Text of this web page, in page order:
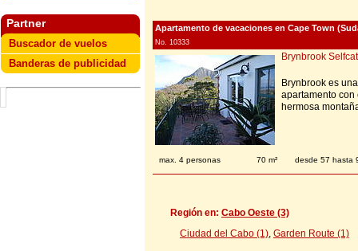
Partner
Buscador de vuelos
Banderas de publicidad
Apartamento de vacaciones en Cape Town
No. 10333
Brynbrook
Brynbrook es
apartamento con
hermosa
max. 4 personas 70 m² desde 57 hasta
Región en: Cabo Oeste (3)
Ciudad del Cabo (1) Garden Route (1)